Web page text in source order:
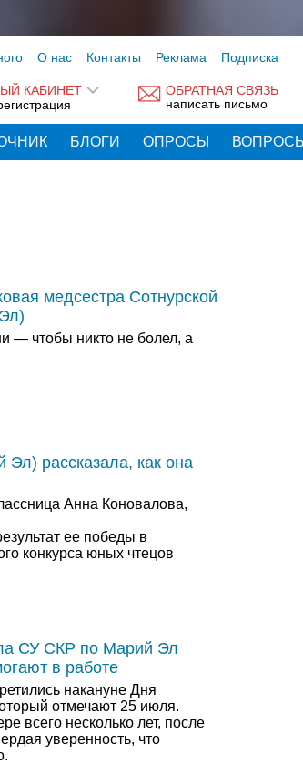
О нас Контакты Реклама Подписка
ОБРАТНАЯ СВЯЗЬ
написать письмо
КАБИНЕТ
БЛОГИ ОПРОСЫ
медсестра Сотнурской
— чтобы никто не болел, а
рассказала, как она
Анна Коновалова,
ее победы в
конкурса юных чтецов
СУ СКР по Марий Эл
в работе
накануне Дня
отмечают 25 июля.
всего несколько лет, после
уверенность, что